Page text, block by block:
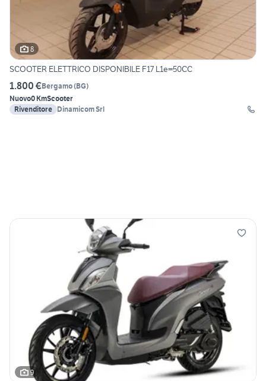
8
SCOOTER ELETTRICO DISPONIBILE F17 L1e=50CC
1.800 €Bergamo(BG)
Nuovo0 KmScooter
Rivenditore Dinamicom Srl
9